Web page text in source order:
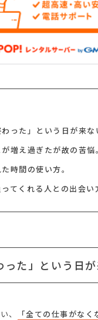
わった」という日が来な
増え過ぎたが故の苦悩。
時間の使い方。
てくれる人との出会い
った」という日が
、
「全ての仕事がな